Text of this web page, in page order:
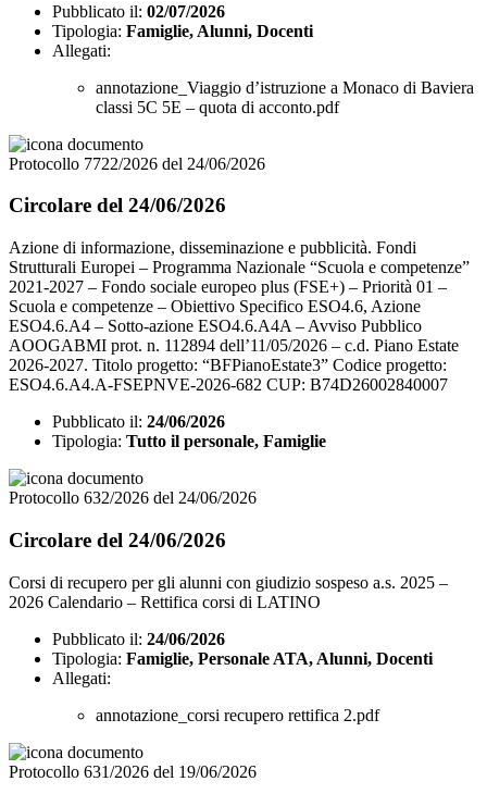
Pubblicato il: 02/07/2026
Tipologia: Famiglie, Alunni, Docenti
Allegati:
annotazione_Viaggio d’istruzione a Monaco di Baviera
classi 5C 5E – quota di acconto.pdf
Protocollo 7722/2026 del 24/06/2026
Circolare del 24/06/2026
Azione di informazione, disseminazione e pubblicità. Fondi
Strutturali Europei – Programma Nazionale “Scuola e competenze”
2021-2027 – Fondo sociale europeo plus (FSE+) – Priorità 01 –
Scuola e competenze – Obiettivo Specifico ESO4.6, Azione
ESO4.6.A4 – Sotto-azione ESO4.6.A4A – Avviso Pubblico
AOOGABMI prot. n. 112894 dell’11/05/2026 – c.d. Piano Estate
2026-2027. Titolo progetto: “BFPianoEstate3” Codice progetto:
ESO4.6.A4.A-FSEPNVE-2026-682 CUP: B74D26002840007
Pubblicato il: 24/06/2026
Tipologia: Tutto il personale, Famiglie
Protocollo 632/2026 del 24/06/2026
Circolare del 24/06/2026
Corsi di recupero per gli alunni con giudizio sospeso a.s. 2025 –
2026 Calendario – Rettifica corsi di LATINO
Pubblicato il: 24/06/2026
Tipologia: Famiglie, Personale ATA, Alunni, Docenti
Allegati:
annotazione_corsi recupero rettifica 2.pdf
Protocollo 631/2026 del 19/06/2026